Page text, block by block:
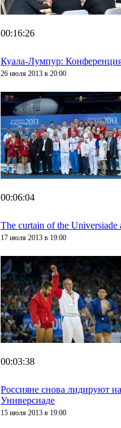
00:16:26
Куала-Лумпур:
26 июля 2013 в 20:00
00:06:04
The curtain of the
17 июля 2013 в 19:00
00:03:38
Россияне снова лидируют
Универсиаде
15 июля 2013 в 19:00